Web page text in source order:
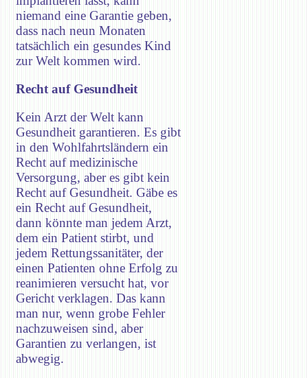
niemand eine Garantie geben,
dass nach neun Monaten
tatsächlich ein gesundes Kind
zur Welt kommen wird.
Recht auf Gesundheit
Kein Arzt der Welt kann
Gesundheit garantieren. Es gibt
in den Wohlfahrtsländern ein
Recht auf medizinische
Versorgung, aber es gibt kein
Recht auf Gesundheit. Gäbe es
ein Recht auf Gesundheit,
dann könnte man jedem Arzt,
dem ein Patient stirbt, und
jedem Rettungssanitäter, der
einen Patienten ohne Erfolg zu
reanimieren versucht hat, vor
Gericht verklagen. Das kann
man nur, wenn grobe Fehler
nachzuweisen sind, aber
Garantien zu verlangen, ist
abwegig.